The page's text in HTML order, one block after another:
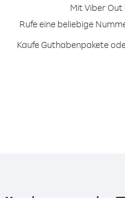
Mit Viber
Rufe eine beliebige
Kaufe Guthabenpakete